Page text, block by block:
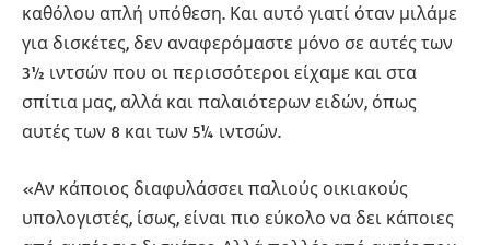
καθόλου απλή υπόθεση. Και αυτό γιατί όταν μιλάμε
για δισκέτες, δεν αναφερόμαστε μόνο σε αυτές των
3½ ιντσών που οι περισσότεροι είχαμε και στα
σπίτια μας, αλλά και παλαιότερων ειδών, όπως
αυτές των 8 και των 5¼ ιντσών.
«Αν κάποιος διαφυλάσσει παλιούς οικιακούς
υπολογιστές, ίσως, είναι πιο εύκολο να δει κάποιες